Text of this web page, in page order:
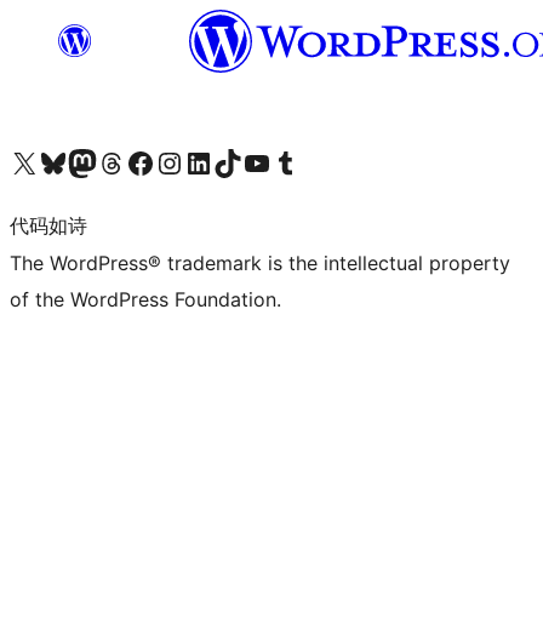
关注我们的 X（原 Twitter）账号访问我们的 Bluesky 账号关注我们的 Mastodon 账号访问我们的 Threads 账号 访问我们的 Facebook 公共主页关注我们的 Instagram 账号 关注我们的 LinkedIn 主页访问我们的 TikTok 账号访问我们的 YouTube 频道 访问我们的 Tumblr 账号
代码如诗
The WordPress® trademark is the intellectual property
of the WordPress Foundation.